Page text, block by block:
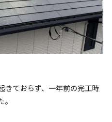
きておらず、一年前の完工時